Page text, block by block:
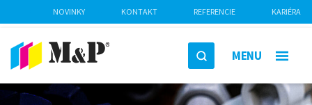
NOVINKY KONTAKT REFERENCIE KARIÉRA
MENU